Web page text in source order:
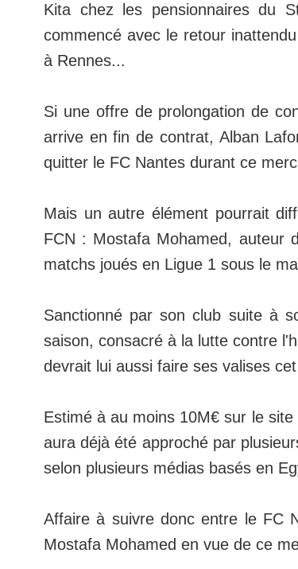
Kita chez les pensionnaires du
commencé avec le retour
à Rennes...
Si une offre de prolongation de
arrive en fin de contrat, Alban
quitter le FC Nantes durant ce
Mais un autre élément pourrait
FCN : Mostafa Mohamed, auteur
matchs joués en Ligue 1 sous le
Sanctionné par son club suite à
saison, consacré à la lutte contre
devrait lui aussi faire ses valises
Estimé à au moins 10M€ sur le site
aura déjà été approché par
selon plusieurs médias basés en
Affaire à suivre donc entre le FC
Mostafa Mohamed en vue de ce